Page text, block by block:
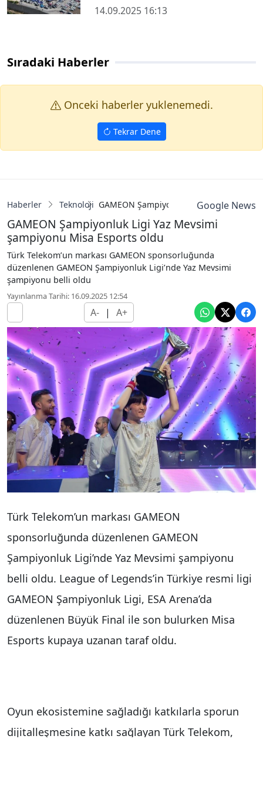
14.09.2025 16:13
Sıradaki Haberler
Onceki haberler yuklenemedi.
Tekrar Dene
Haberler Teknoloji GAMEON Şampiyonluk Ligi Yaz Mevsimi
Google News
GAMEON Şampiyonluk Ligi Yaz Mevsimi
şampiyonu Misa Esports oldu
Türk Telekom’un markası GAMEON sponsorluğunda
düzenlenen GAMEON Şampiyonluk Ligi’nde Yaz Mevsimi
şampiyonu belli oldu
Yayınlanma Tarihi: 16.09.2025 12:54
A- | A+
Türk Telekom’un markası GAMEON
sponsorluğunda düzenlenen GAMEON
Şampiyonluk Ligi’nde Yaz Mevsimi şampiyonu
belli oldu. League of Legends’in Türkiye resmi ligi
GAMEON Şampiyonluk Ligi, ESA Arena’da
düzenlenen Büyük Final ile son bulurken Misa
Esports kupaya uzanan taraf oldu.
Oyun ekosistemine sağladığı katkılarla sporun
dijitalleşmesine katkı sağlayan Türk Telekom,